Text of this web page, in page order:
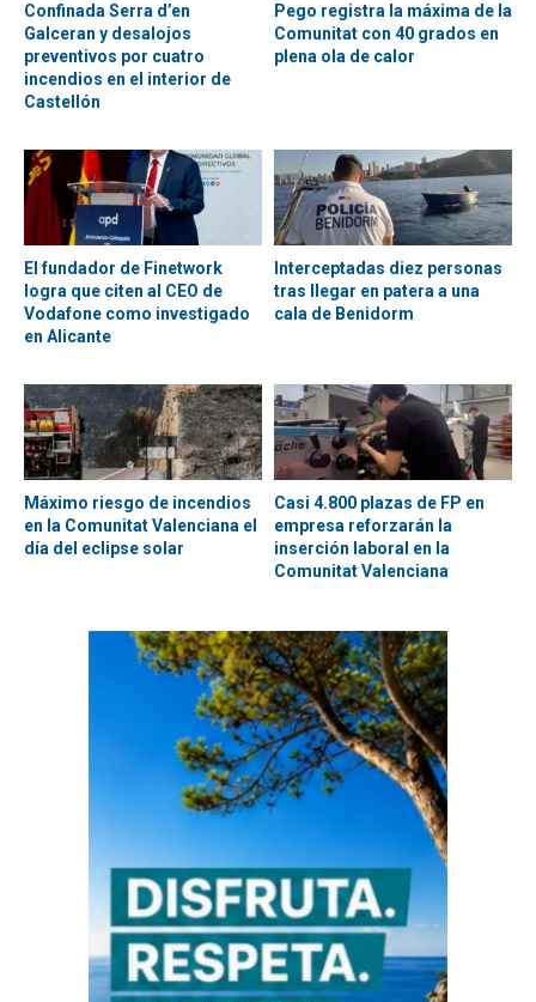
Confinada Serra d’en
Galceran y desalojos
preventivos por cuatro
incendios en el interior de
Castellón
Pego registra la máxima de la
Comunitat con 40 grados en
plena ola de calor
El fundador de Finetwork
logra que citen al CEO de
Vodafone como investigado
en Alicante
Interceptadas diez personas
tras llegar en patera a una
cala de Benidorm
Máximo riesgo de incendios
en la Comunitat Valenciana el
día del eclipse solar
Casi 4.800 plazas de FP en
empresa reforzarán la
inserción laboral en la
Comunitat Valenciana